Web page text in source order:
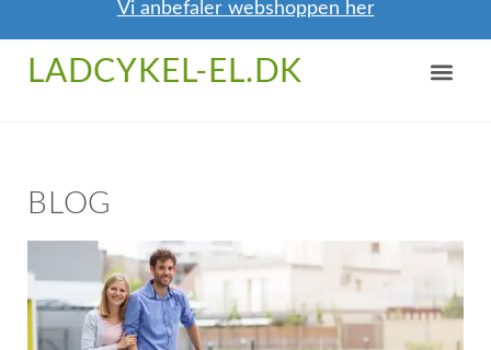
Vi anbefaler webshoppen her
LADCYKEL-EL.DK
BLOG